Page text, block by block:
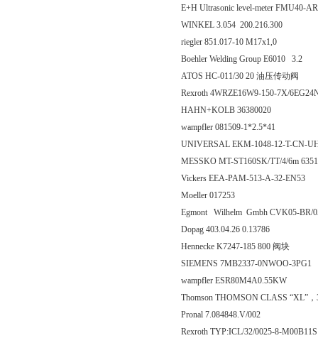
E+H Ultrasonic level-meter FMU40-
WINKEL 3.054 200.216.300
riegler 851.017-10 M17x1,0
Boehler Welding Group E6010 3.2
ATOS HC-011/30 20 油压传动阀
Rexroth 4WRZE16W9-150-7X/
HAHN+KOLB 36380020
wampfler 081509-1*2.5*41
UNIVERSAL EKM-1048-12-T-CN-
MESSKO MT-ST160SK/TT/4/6m
Vickers EEA-PAM-513-A-32-EN53
Moeller 017253
Egmont Wilhelm Gmbh CVK05-BR/
Dopag 403.04.26 0.13786
Hennecke K7247-185 800 阀块
SIEMENS 7MB2337-0NWOO-3PG1
wampfler ESR80M4A0.55KW
Thomson THOMSON CLASS “XL”
Pronal 7.084848.V/002
Rexroth TYP:ICL/32/0025-8-